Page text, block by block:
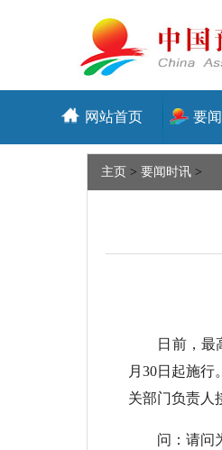
网站首页 要
主页 > 要闻时讯 >
日前，最高
月30日起施
关部门负责人
问：请问为